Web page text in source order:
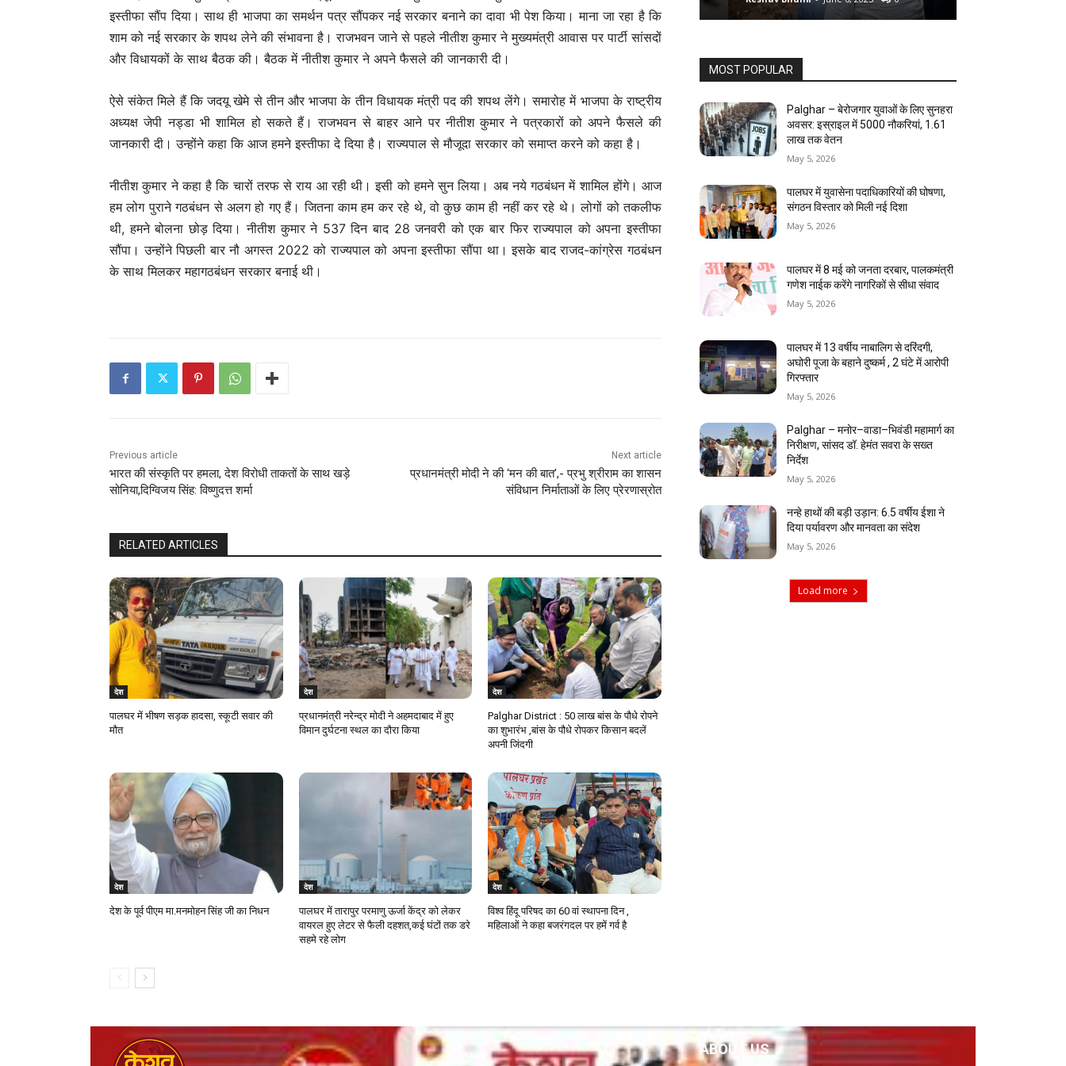
इस्तीफा सौंप दिया। साथ ही भाजपा का समर्थन पत्र सौंपकर नई सरकार बनाने का दावा भी पेश किया। माना जा रहा है कि
शाम को नई सरकार के शपथ लेने की संभावना है। राजभवन जाने से पहले नीतीश कुमार ने मुख्यमंत्री आवास पर पार्टी सांसदों
और विधायकों के साथ बैठक की। बैठक में नीतीश कुमार ने अपने फैसले की जानकारी दी।
ऐसे संकेत मिले हैं कि जदयू खेमे से तीन और भाजपा के तीन विधायक मंत्री पद की शपथ लेंगे। समारोह में भाजपा के राष्ट्रीय
अध्यक्ष जेपी नड्डा भी शामिल हो सकते हैं। राजभवन से बाहर आने पर नीतीश कुमार ने पत्रकारों को अपने फैसले की
जानकारी दी। उन्होंने कहा कि आज हमने इस्तीफा दे दिया है। राज्यपाल से मौजूदा सरकार को समाप्त करने को कहा है।
नीतीश कुमार ने कहा है कि चारों तरफ से राय आ रही थी। इसी को हमने सुन लिया। अब नये गठबंधन में शामिल होंगे। आज
हम लोग पुराने गठबंधन से अलग हो गए हैं। जितना काम हम कर रहे थे, वो कुछ काम ही नहीं कर रहे थे। लोगों को तकलीफ
थी, हमने बोलना छोड़ दिया। नीतीश कुमार ने 537 दिन बाद 28 जनवरी को एक बार फिर राज्यपाल को अपना इस्तीफा
सौंपा। उन्होंने पिछली बार नौ अगस्त 2022 को राज्यपाल को अपना इस्तीफा सौंपा था। इसके बाद राजद-कांग्रेस गठबंधन
के साथ मिलकर महागठबंधन सरकार बनाई थी।
Previous article
भारत की संस्कृति पर हमला, देश विरोधी ताकतों के साथ खड़े
सोनिया,दिग्विजय सिंह: विष्णुदत्त शर्मा
Next article
प्रधानमंत्री मोदी ने की ‘मन की बात’,- प्रभु श्रीराम का शासन
संविधान निर्माताओं के लिए प्रेरणास्रोत
RELATED ARTICLES
देश
पालघर में भीषण सड़क हादसा, स्कूटी सवार की
मौत
देश
प्रधानमंत्री नरेन्द्र मोदी ने अहमदाबाद में हुए
विमान दुर्घटना स्थल का दौरा किया
देश
Palghar District : 50 लाख बांस के पौधे रोपने
का शुभारंभ ,बांस के पौधे रोपकर किसान बदलें
अपनी जिंदगी
देश
देश के पूर्व पीएम मा.मनमोहन सिंह जी का निधन
देश
पालघर में तारापुर परमाणु ऊर्जा केंद्र को लेकर
वायरल हुए लेटर से फैली दहशत,कई घंटों तक डरे
सहमे रहे लोग
देश
विश्व हिंदू परिषद का 60 वां स्थापना दिन ,
महिलाओं ने कहा बजरंगदल पर हमें गर्व है
MOST POPULAR
Palghar – बेरोजगार युवाओं के लिए सुनहरा
अवसर: इस्राइल में 5000 नौकरियां, ₹1.61
लाख तक वेतन
May 5, 2026
पालघर में युवासेना पदाधिकारियों की घोषणा,
संगठन विस्तार को मिली नई दिशा
May 5, 2026
पालघर में 8 मई को जनता दरबार, पालकमंत्री
गणेश नाईक करेंगे नागरिकों से सीधा संवाद
May 5, 2026
पालघर में 13 वर्षीय नाबालिग से दरिंदगी,
अघोरी पूजा के बहाने दुष्कर्म , 2 घंटे में आरोपी
गिरफ्तार
May 5, 2026
Palghar – मनोर–वाडा–भिवंडी महामार्ग का
निरीक्षण, सांसद डॉ. हेमंत सवरा के सख्त
निर्देश
May 5, 2026
नन्हे हाथों की बड़ी उड़ान: 6.5 वर्षीय ईशा ने
दिया पर्यावरण और मानवता का संदेश
May 5, 2026
Load more
ABOUT US